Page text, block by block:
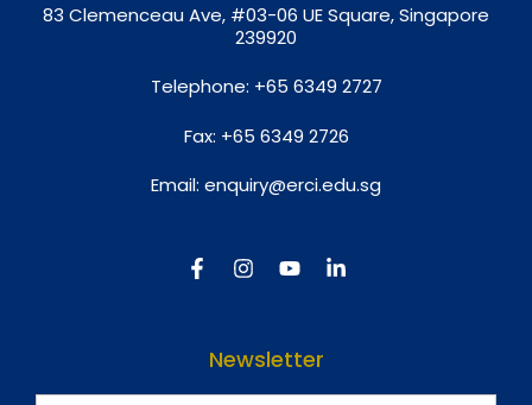
83 Clemenceau Ave, #03-06 UE Square, Singapore
239920
Telephone: +65 6349 2727
Fax: +65 6349 2726
Email: enquiry@erci.edu.sg
Newsletter